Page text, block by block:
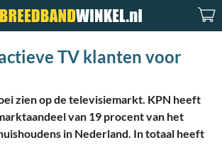
TV klanten voor
zien op de televisiemarkt. KPN heeft
van 19 procent van het
in Nederland. In totaal heeft